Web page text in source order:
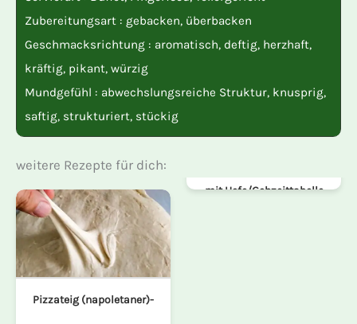
Zubereitungsart : gebacken, überbacken
Geschmacksrichtung : aromatisch, deftig, herzhaft,
kräftig, pikant, würzig
Mundgefühl : abwechslungsreiche Struktur, knusprig,
saftig, strukturiert, stückig
weitere Rezepte für dich:
Pizzateig (napoletaner)-
mit Hefe/Gehzeittabelle